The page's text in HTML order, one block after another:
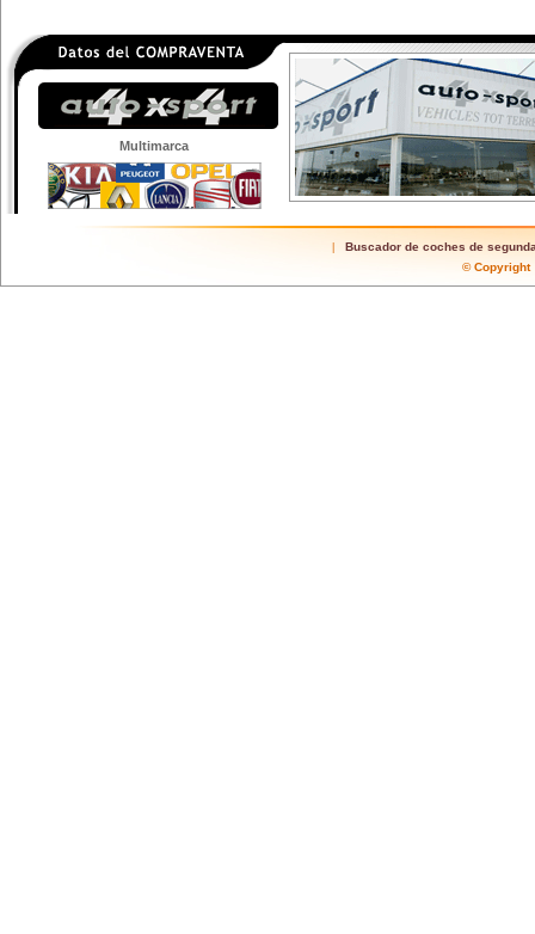
Multimarca
Buscador de coches de
©